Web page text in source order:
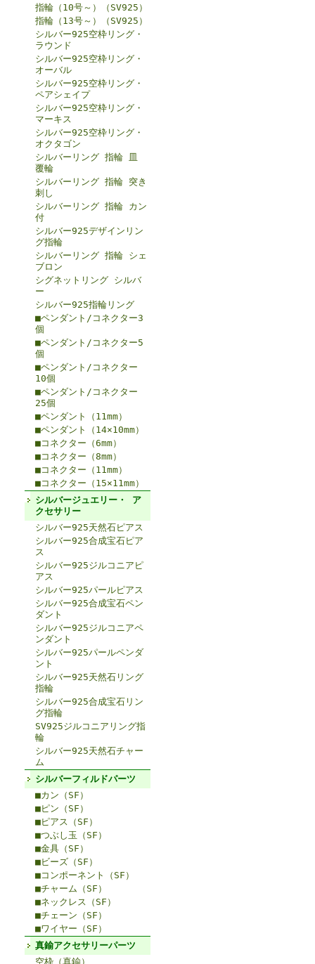
指輪（10号～）（SV925）
指輪（13号～）（SV925）
シルバー925空枠リング・
ラウンド
シルバー925空枠リング・
オーバル
シルバー925空枠リング・
ペアシェイプ
シルバー925空枠リング・
マーキス
シルバー925空枠リング・
オクタゴン
シルバーリング 指輪 皿
覆輪
シルバーリング 指輪 突き
刺し
シルバーリング 指輪 カン
付
シルバー925デザインリン
グ指輪
シルバーリング 指輪 シェ
ブロン
シグネットリング シルバ
ー
シルバー925指輪リング
■ペンダント/コネクター3
個
■ペンダント/コネクター5
個
■ペンダント/コネクター
10個
■ペンダント/コネクター
25個
■ペンダント（11mm）
■ペンダント（14×10mm）
■コネクター（6mm）
■コネクター（8mm）
■コネクター（11mm）
■コネクター（15×11mm）
シルバージュエリー・ ア
クセサリー
シルバー925天然石ピアス
シルバー925合成宝石ピア
ス
シルバー925ジルコニアピ
アス
シルバー925パールピアス
シルバー925合成宝石ペン
ダント
シルバー925ジルコニアペ
ンダント
シルバー925パールペンダ
ント
シルバー925天然石リング
指輪
シルバー925合成宝石リン
グ指輪
SV925ジルコニアリング指
輪
シルバー925天然石チャー
ム
シルバーフィルドパーツ
■カン（SF）
■ピン（SF）
■ピアス（SF）
■つぶし玉（SF）
■金具（SF）
■ビーズ（SF）
■コンポーネント（SF）
■チャーム（SF）
■ネックレス（SF）
■チェーン（SF）
■ワイヤー（SF）
真鍮アクセサリーパーツ
空枠（真鍮）